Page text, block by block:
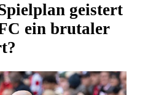
geistert
ein brutaler